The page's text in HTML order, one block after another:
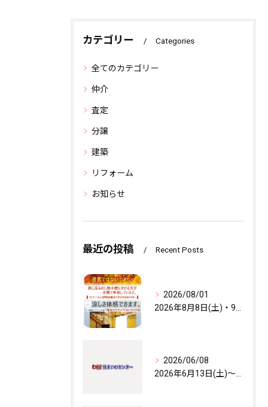
カテゴリー Categories
全てのカテゴリー
仲介
査定
分譲
建築
リフォーム
お知らせ
最近の投稿 Recent Posts
2026/08/01
2026年8月8日(土)・9日(日)・11日(火)㊗ 涼しさ体感会開催！
2026/06/08
2026年6月13日(土)～14日(日) モデルハウス見学会開催！